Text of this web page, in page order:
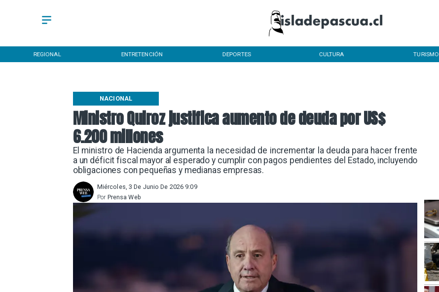
REGIONAL ENTRETENCIÓN DEPORTES CULTURA TURISMO
Ministro Quiroz justifica aumento de deuda por US$
6.200 millones
El ministro de Hacienda argumenta la necesidad de incrementar la deuda para hacer frente
a un déficit fiscal mayor al esperado y cumplir con pagos pendientes del Estado, incluyendo
obligaciones con pequeñas y medianas empresas.
NACIONAL
Miércoles, 3 De Junio De 2026 9:09
Prensa Web
Por